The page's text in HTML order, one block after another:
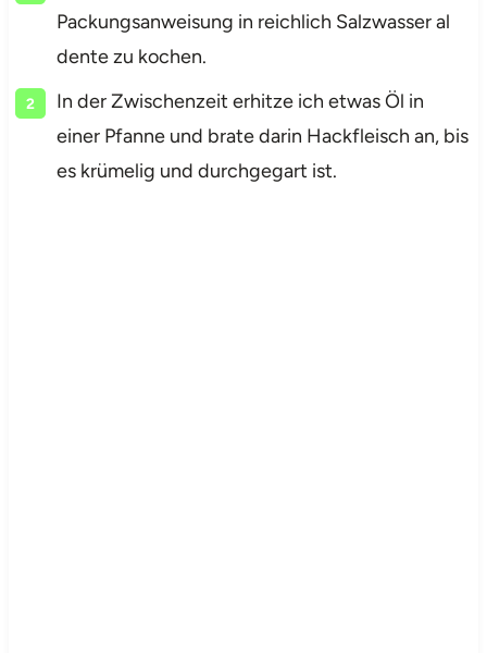
Packungsanweisung in reichlich Salzwasser al
dente zu kochen.
In der Zwischenzeit erhitze ich etwas Öl in
einer Pfanne und brate darin Hackfleisch an, bis
es krümelig und durchgegart ist.